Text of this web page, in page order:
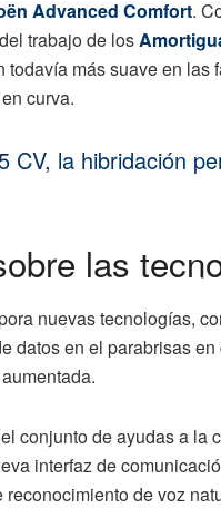
Advanced Comfort.
trabajo de los
todavía más suave en las
curva.
CV, la hibridación
las
nuevas tecnologías,
datos en el parabrisas
conjunto de ayudas a la
interfaz de
reconocimiento de voz